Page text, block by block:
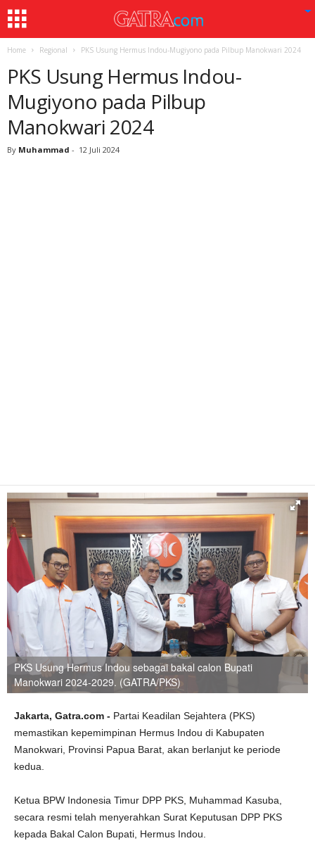
Home Regional PKS Usung Hermus Indou-Mugiyono pada Pilbup Manokwari 2024
PKS Usung Hermus Indou-
Mugiyono pada Pilbup
Manokwari 2024
By Muhammad - 12 Juli 2024
PKS Usung Hermus Indou sebagai bakal calon Bupati
Manokwari 2024-2029. (GATRA/PKS)
Jakarta, Gatra.com - Partai Keadilan Sejahtera (PKS)
memastikan kepemimpinan Hermus Indou di Kabupaten
Manokwari, Provinsi Papua Barat, akan berlanjut ke periode
kedua.
Ketua BPW Indonesia Timur DPP PKS, Muhammad Kasuba,
secara resmi telah menyerahkan Surat Keputusan DPP PKS
kepada Bakal Calon Bupati, Hermus Indou.